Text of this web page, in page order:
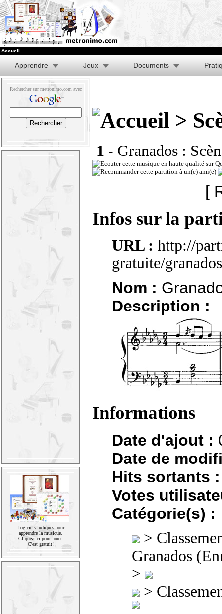
Accueil
Apprendre Jeux Documents
Rechercher sur metronimo.com avec
Logiciels ludiques pour
apprendre la musique.
Cliquez ici pour jouer.
C'est gratuit!
>
1 - Granados :
[
Infos sur la
URL : http://
gratuite/
Nom :
Description :
Informations
Date d'ajout :
Date de
Hits sortants :
Votes
Catégorie(s) :
>
Granados
>
>